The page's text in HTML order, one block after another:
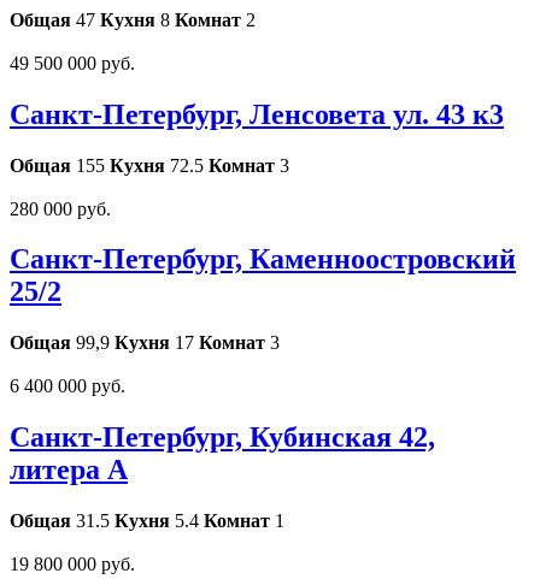
Общая 47 Кухня 8 Комнат 2
49 500 000 руб.
Санкт-Петербург, Ленсовета ул. 43 к3
Общая 155 Кухня 72.5 Комнат 3
280 000 руб.
Санкт-Петербург, Каменноостровский
25/2
Общая 99,9 Кухня 17 Комнат 3
6 400 000 руб.
Санкт-Петербург, Кубинская 42,
литера А
Общая 31.5 Кухня 5.4 Комнат 1
19 800 000 руб.